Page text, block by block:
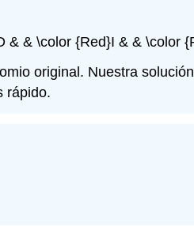
& \color {Red}I & & \color
original. Nuestra
rápido.